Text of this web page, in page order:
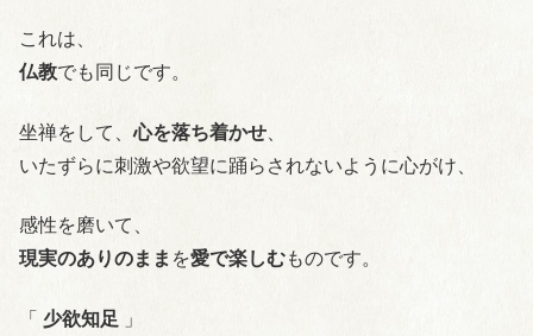
これは、
仏教でも同じです。
坐禅をして、心を落ち着かせ
いたずらに刺激や欲望に踊らされないように心がけ、
感性を磨いて、
現実のありのまま を愛で楽しむものです。
「 少欲知足
」